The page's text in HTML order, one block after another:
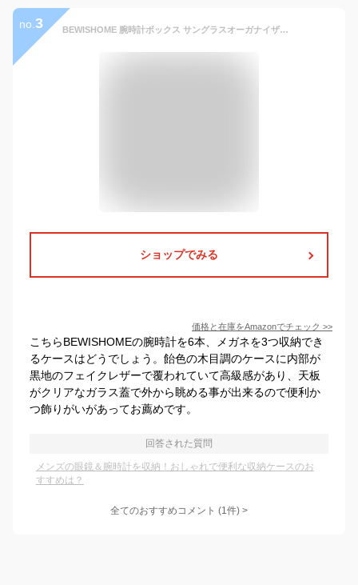
no. 3 BEWISHOME 腕時計ボックス サングラスオーガナイザー 本物のガラストップ付き 6つの時計ケース 3つのスロット サングラスボックス メンズ 滑らかなフェイクレザー インテリア ブラウン SSH15Y
ショップでみる
価格と在庫をAmazonでチェック >>
こちらBEWISHOMEの腕時計を6本、メガネを3つ収納でき
るケースはどうでしょう。飴色の木目調のケースに内部が
黒地のフェイクレザーで覆われていて高級感があり、天板
がクリアなガラス蓋で外から眺める事が出来るので便利か
つ飾りがいがあってお薦めです。
回答された質問
メンズの眼鏡＆腕時計を収納！おしゃれで便利な収納ケースのお
すすめは？
全てのおすすめコメント (1件) >